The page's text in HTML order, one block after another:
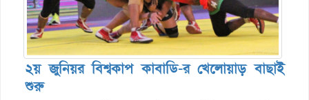
২য় জুনিয়র বিশ্বকাপ কাবাডি-র খেলোয়াড় বাছাই
শুরু